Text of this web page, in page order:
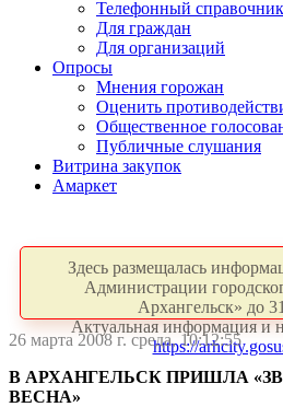
Телефонный справочник
Для граждан
Для организаций
Опросы
Мнения горожан
Оценить
Общественное
Публичные слушания
Витрина закупок
Амаркет
Здесь размещалась
Администрации
Архангельск» до
Актуальная информация и
https://
26 марта 2008 г. среда, 10:12:55
В АРХАНГЕЛЬСК ПРИШЛА
ВЕСНА»